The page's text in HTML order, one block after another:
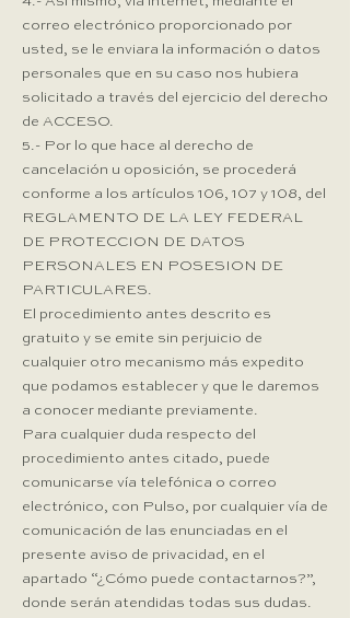
correo electrónico proporcionado por
usted, se le enviara la información o datos
personales que en su caso nos hubiera
solicitado a través del ejercicio del derecho
de ACCESO.
5.- Por lo que hace al derecho de
cancelación u oposición, se procederá
conforme a los artículos 106, 107 y 108, del
REGLAMENTO DE LA LEY FEDERAL
DE PROTECCION DE DATOS
PERSONALES EN POSESION DE
PARTICULARES.
El procedimiento antes descrito es
gratuito y se emite sin perjuicio de
cualquier otro mecanismo más expedito
que podamos establecer y que le daremos
a conocer mediante previamente.
Para cualquier duda respecto del
procedimiento antes citado, puede
comunicarse vía telefónica o correo
electrónico, con Pulso, por cualquier vía de
comunicación de las enunciadas en el
presente aviso de privacidad, en el
apartado “¿Cómo puede contactarnos?”,
donde serán atendidas todas sus dudas.